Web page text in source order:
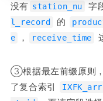
没有 station_nu 字
l_record
的
e
， receive_time
③根据最左前缀原则，
了复合索引